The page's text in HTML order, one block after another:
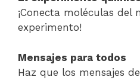
¡Conecta moléculas del
experimento!
Mensajes para todos
Haz que los mensajes